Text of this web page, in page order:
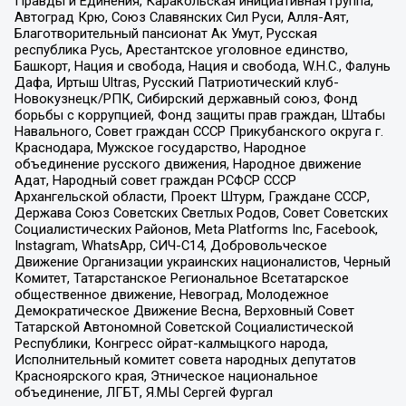
Автоград Крю, Союз Славянских Сил Руси, Алля-Аят,
Благотворительный пансионат Ак Умут, Русская
республика Русь, Арестантское уголовное единство,
Башкорт, Нация и свобода, Нация и свобода, W.H.С., Фалунь
Дафа, Иртыш Ultras, Русский Патриотический клуб-
Новокузнецк/РПК, Сибирский державный союз, Фонд
борьбы с коррупцией, Фонд защиты прав граждан, Штабы
Навального, Совет граждан СССР Прикубанского округа г.
Краснодара, Мужское государство, Народное
объединение русского движения, Народное движение
Адат, Народный совет граждан РСФСР СССР
Архангельской области, Проект Штурм, Граждане СССР,
Держава Союз Советских Светлых Родов, Совет Советских
Социалистических Районов, Meta Platforms Inc, Facebook,
Instagram, WhatsApp, СИЧ-С14, Добровольческое
Движение Организации украинских националистов, Черный
Комитет, Татарстанское Региональное Всетатарское
общественное движение, Невоград, Молодежное
Демократическое Движение Весна, Верховный Совет
Татарской Автономной Советской Социалистической
Республики, Конгресс ойрат-калмыцкого народа,
Исполнительный комитет совета народных депутатов
Красноярского края, Этническое национальное
объединение, ЛГБТ, Я.МЫ Сергей Фургал